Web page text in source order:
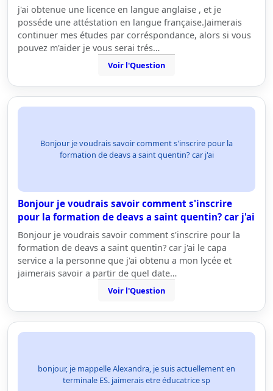
j'ai obtenue une licence en langue anglaise , et je
posséde une attéstation en langue française.Jaimerais
continuer mes études par corréspondance, alors si vous
pouvez m'aider je vous serai trés…
Voir l'Question
Bonjour je voudrais savoir comment s'inscrire pour la
formation de deavs a saint quentin? car j'ai
Bonjour je voudrais savoir comment s'inscrire
pour la formation de deavs a saint quentin? car j'ai
Bonjour je voudrais savoir comment s'inscrire pour la
formation de deavs a saint quentin? car j'ai le capa
service a la personne que j'ai obtenu a mon lycée et
jaimerais savoir a partir de quel date…
Voir l'Question
bonjour, je mappelle Alexandra, je suis actuellement en
terminale ES. jaimerais etre éducatrice sp